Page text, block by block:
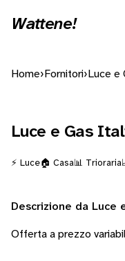
Wattene!
Home› Fornitori› Luce e
Luce e Gas
⚡ Luce🏠 Casa📊 Trioraria
Descrizione da Luce
Offerta a prezzo